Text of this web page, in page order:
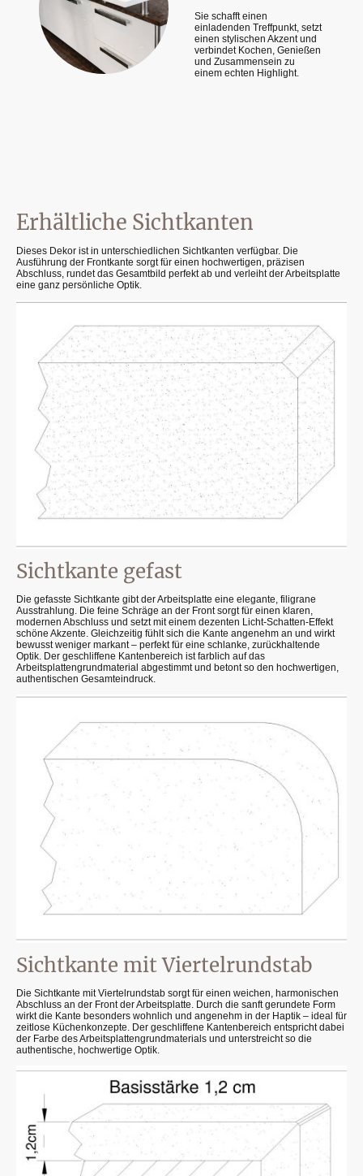
Sie schafft einen
einladenden Treffpunkt, setzt
einen stylischen Akzent und
verbindet Kochen, Genießen
und Zusammensein zu
einem echten Highlight.
Erhältliche Sichtkanten
Dieses Dekor ist in unterschiedlichen Sichtkanten verfügbar. Die
Ausführung der Frontkante sorgt für einen hochwertigen, präzisen
Abschluss, rundet das Gesamtbild perfekt ab und verleiht der Arbeitsplatte
eine ganz persönliche Optik.
Sichtkante gefast
Die gefasste Sichtkante gibt der Arbeitsplatte eine elegante, filigrane
Ausstrahlung. Die feine Schräge an der Front sorgt für einen klaren,
modernen Abschluss und setzt mit einem dezenten Licht-Schatten-Effekt
schöne Akzente. Gleichzeitig fühlt sich die Kante angenehm an und wirkt
bewusst weniger markant – perfekt für eine schlanke, zurückhaltende
Optik. Der geschliffene Kantenbereich ist farblich auf das
Arbeitsplattengrundmaterial abgestimmt und betont so den hochwertigen,
authentischen Gesamteindruck.
Sichtkante mit Viertelrundstab
Die Sichtkante mit Viertelrundstab sorgt für einen weichen, harmonischen
Abschluss an der Front der Arbeitsplatte. Durch die sanft gerundete Form
wirkt die Kante besonders wohnlich und angenehm in der Haptik – ideal für
zeitlose Küchenkonzepte. Der geschliffene Kantenbereich entspricht dabei
der Farbe des Arbeitsplattengrundmaterials und unterstreicht so die
authentische, hochwertige Optik.